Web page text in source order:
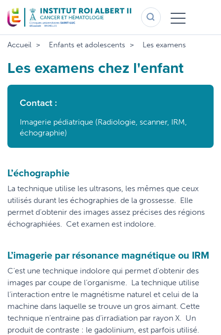
au
contenu
principal
Accueil Enfants et adolescents Les examens
Les examens chez l'enfant
Contact :
Imagerie pédiatrique (Radiologie, scanner, IRM,
échographie)
L’échographie
La technique utilise les ultrasons, les mêmes que ceux
utilisés durant les échographies de la grossesse. Elle
permet d’obtenir des images assez précises des régions
échographiées. Cet examen est indolore.
L’imagerie par résonance magnétique ou IRM
C’est une technique indolore qui permet d’obtenir des
images par coupe de l’organisme. La technique utilise
l’interaction entre le magnétisme naturel et celui de la
machine dans laquelle se trouve un gros aimant. Cette
technique n’entraine pas d’irradiation par rayon X. Un
produit de contraste : le gadolinium, est parfois utilisé.